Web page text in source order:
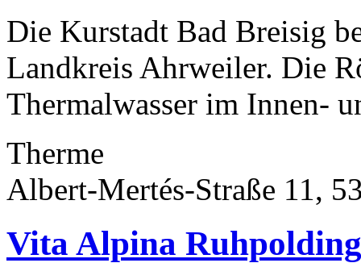
Die Kurstadt Bad Breisig
Landkreis Ahrweiler. Die
Thermalwasser im Innen-
Therme
Albert-Mertés-Straße 11,
Vita Alpina Ruhpolding